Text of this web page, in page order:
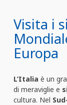
Visita i
Europa
L’Italia è un
di meraviglie e
cultura. Nel